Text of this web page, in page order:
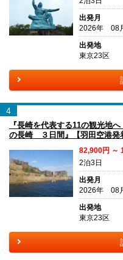
出発月
2026年 08
出発地
東京23区
4
『長崎を代表する11の観光地
の長崎 ３日間』【羽田空港発
82,900円 ～
2泊3日
出発月
2026年 08
出発地
東京23区